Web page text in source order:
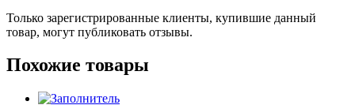
Только зарегистрированные клиенты, купившие данный
товар, могут публиковать отзывы.
Похожие товары